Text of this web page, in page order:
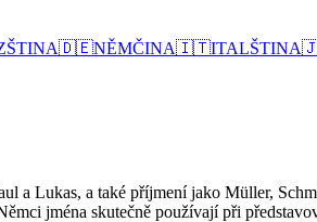
🇩🇪NĚMČINA🇮🇹ITALŠTINA
a Lukas, a také příjmení jako Müller,
jména skutečně používají při